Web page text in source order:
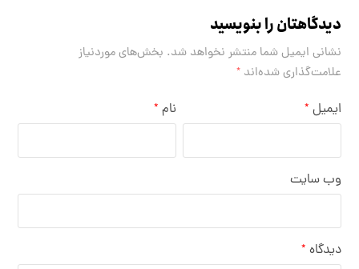
دیدگاهتان را بنویسید
نشانی ایمیل شما منتشر نخواهد شد. بخش‌های موردنیاز
علامت‌گذاری شده‌اند*
نام * ایمیل *
وب‌ سایت
دیدگاه *